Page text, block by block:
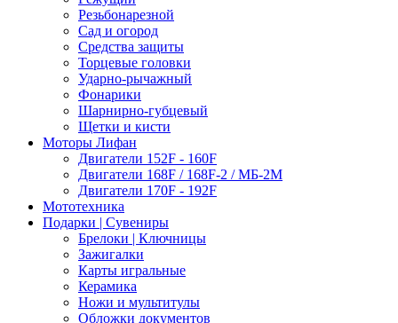
Резьбонарезной
Сад и огород
Средства защиты
Торцевые головки
Ударно-рычажный
Фонарики
Шарнирно-губцевый
Щетки и кисти
Моторы Лифан
Двигатели 152F - 160F
Двигатели 168F / 168F-2 / МБ-2М
Двигатели 170F - 192F
Мототехника
Подарки | Сувениры
Брелоки | Ключницы
Зажигалки
Карты игральные
Керамика
Ножи и мультитулы
Обложки документов